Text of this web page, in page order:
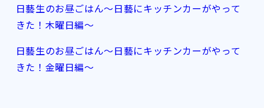
日藝生のお昼ごはん～日藝にキッチンカーがやって
きた！木曜日編～
日藝生のお昼ごはん～日藝にキッチンカーがやって
きた！金曜日編～